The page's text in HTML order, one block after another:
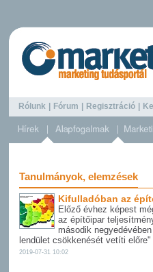
Rólunk Fórum Regisztráció
Tanulmányok, elemzések
Kifulladóban az
Előző évhez képest
az építőipar
második
lendület csökkenését vetíti
2019-07-31 10:02